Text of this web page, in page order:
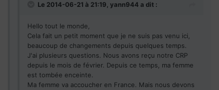
Le 2014-06-21 à 21:19, yann944 a dit :
Hello tout le monde,
Cela fait un petit moment que je ne suis pas venu ici,
beaucoup de changements depuis quelques temps.
J'ai plusieurs questions. Nous avons reçu notre CRP
depuis le mois de février. Depuis ce temps, ma femme
est tombée enceinte.
Ma femme va accoucher en France. Mais nous devons